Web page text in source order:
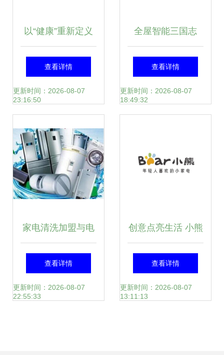
以“健康”重新定义
家电 海尔焕新健康
节即将启动
查看详情
更新时间：2026-08-07
23:16:50
全屋智能三国志
查看详情
更新时间：2026-08-07
18:49:32
家电清洗加盟与电
器研发的平衡点 绿
之源的机遇与潜在
查看详情
更新时间：2026-08-07
22:55:33
创意点亮生活 小熊
电器如何以创新研
发与设计驱动小家
查看详情
更新时间：2026-08-07
13:11:13